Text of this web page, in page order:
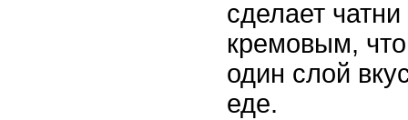
сделает
кремовым,
один слой
еде.